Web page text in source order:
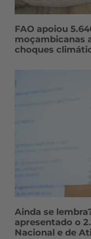
FAO apoiou
moçambicanas
choques
Ainda se
apresentado o
Nacional e de